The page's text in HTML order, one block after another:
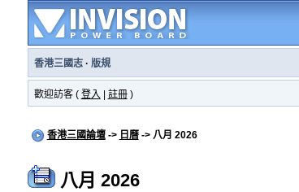
香港三國志· 版規
歡迎訪客 ( 登入 註冊)
香港三國論壇-> 日曆-> 八月 2026
八月 2026